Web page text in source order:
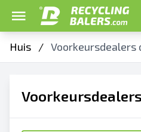
Huis / Voorkeursdealers